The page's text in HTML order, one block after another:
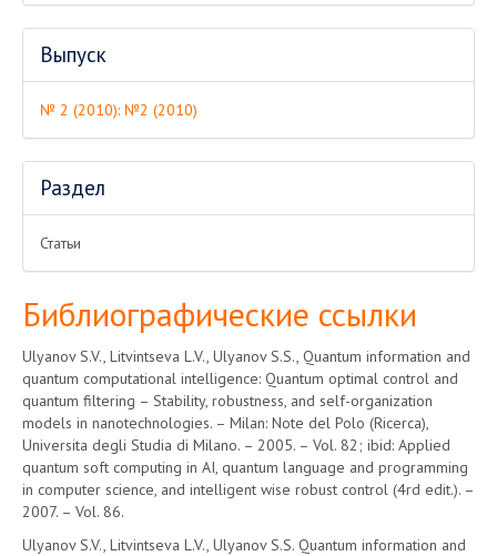
Выпуск
№ 2 (2010): №2 (2010)
Раздел
Статьи
Библиографические ссылки
Ulyanov S.V., Litvintseva L.V., Ulyanov S.S., Quantum information and
quantum computational intelligence: Quantum optimal control and
quantum filtering – Stability, robustness, and self-organization
models in nanotechnologies. – Milan: Note del Polo (Ricerca),
Universita degli Studia di Milano. – 2005. – Vol. 82; ibid: Applied
quantum soft computing in AI, quantum language and programming
in computer science, and intelligent wise robust control (4rd edit.). –
2007. – Vol. 86.
Ulyanov S.V., Litvintseva L.V., Ulyanov S.S. Quantum information and